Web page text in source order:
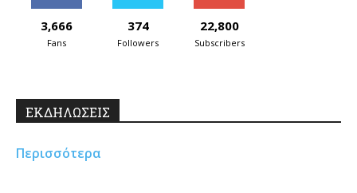
3,666
Fans
374
Followers
22,800
Subscribers
ΕΚΔΗΛΩΣΕΙΣ
Περισσότερα